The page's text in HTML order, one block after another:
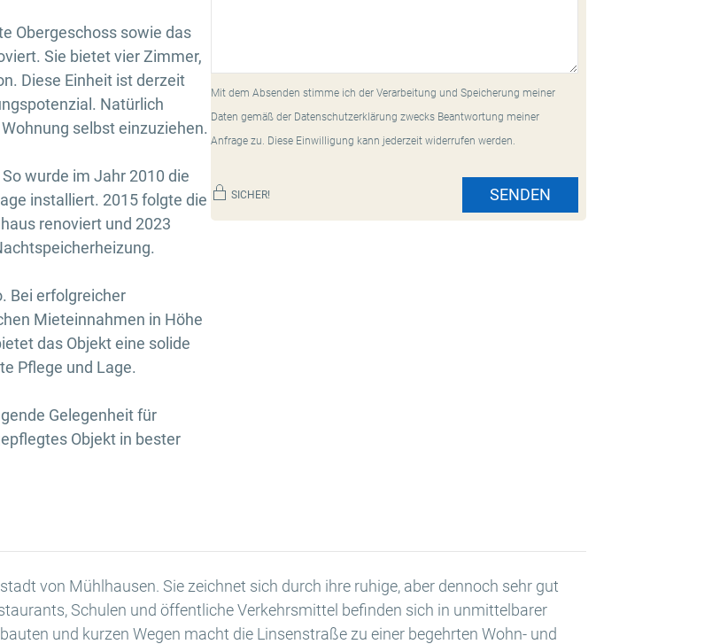
Obergeschoss sowie das
Sie bietet vier Zimmer,
Diese Einheit ist derzeit
Natürlich
selbst einzuziehen.
wurde im Jahr 2010 die
installiert. 2015 folgte die
renoviert und 2023
Bei erfolgreicher
Mieteinnahmen in Höhe
das Objekt eine solide
Pflege und Lage.
Gelegenheit für
Objekt in bester
Mit dem Absenden stimme ich der Verarbeitung und Speicherung meiner
Daten gemäß der Datenschutzerklärung zwecks Beantwortung meiner
Anfrage zu. Diese Einwilligung kann jederzeit widerrufen werden.
SICHER! SENDEN
von Mühlhausen. Sie zeichnet sich durch ihre ruhige, aber dennoch sehr gut
Schulen und öffentliche Verkehrsmittel befinden sich in unmittelbarer
und kurzen Wegen macht die Linsenstraße zu einer begehrten Wohn- und